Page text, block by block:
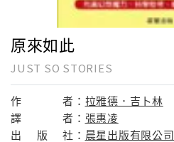
原來如此
JUST SO STORIES
作 者： 拉雅德．吉卜林
譯
者： 張惠凌
出
版 社： 晨星出版有限公司